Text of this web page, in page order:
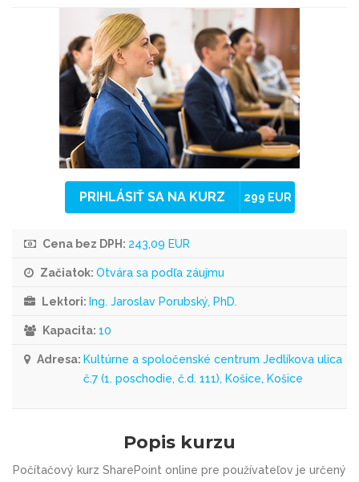
PRIHLÁSIŤ SA NA KURZ 299 EUR
Cena bez DPH: 243,09 EUR
Začiatok: Otvára sa podľa záujmu
Lektori: Ing. Jaroslav Porubský, PhD.
Kapacita: 10
Adresa: Kultúrne a spoločenské centrum Jedlíkova ulica
č.7 (1. poschodie, č.d. 111), Košice, Košice
Popis kurzu
Počítačový kurz SharePoint online pre používateľov je určený